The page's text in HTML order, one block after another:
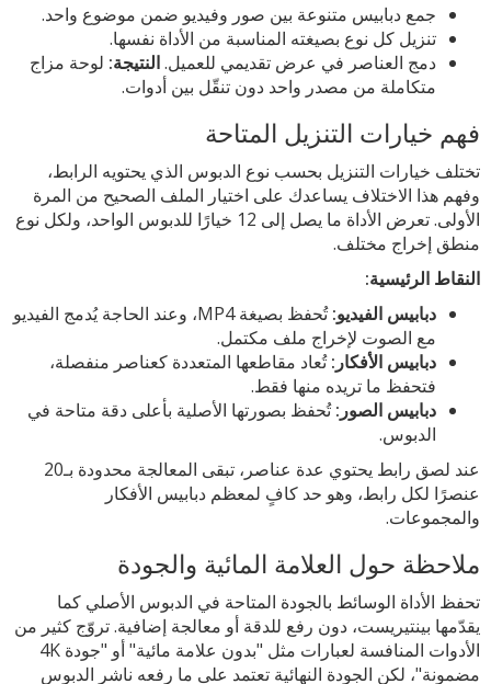
جمع دبابيس متنوعة بين صور وفيديو ضمن موضوع واحد.
تنزيل كل نوع بصيغته المناسبة من الأداة نفسها.
دمج العناصر في عرض تقديمي للعميل.النتيجة: لوحة مزاج
متكاملة من مصدر واحد دون تنقّل بين أدوات.
فهم خيارات التنزيل المتاحة
تختلف خيارات التنزيل بحسب نوع الدبوس الذي يحتويه الرابط،
وفهم هذا الاختلاف يساعدك على اختيار الملف الصحيح من المرة
الأولى. تعرض الأداة ما يصل إلى 12 خيارًا للدبوس الواحد، ولكل نوع
منطق إخراج مختلف.
النقاط الرئيسية:
دبابيس الفيديو:
تُحفظ بصيغة MP4، وعند الحاجة يُدمج الفيديو
مع الصوت لإخراج ملف مكتمل.
دبابيس الأفكار:تُعاد مقاطعها المتعددة كعناصر منفصلة،
فتحفظ ما تريده منها فقط.
دبابيس الصور:تُحفظ بصورتها الأصلية بأعلى دقة متاحة في
الدبوس.
عند لصق رابط يحتوي عدة عناصر، تبقى المعالجة محدودة بـ20
عنصرًا لكل رابط، وهو حد كافٍ لمعظم دبابيس الأفكار
والمجموعات.
ملاحظة حول العلامة المائية والجودة
تحفظ الأداة الوسائط بالجودة المتاحة في الدبوس الأصلي كما
يقدّمها بينتيريست، دون رفع للدقة أو معالجة إضافية. تروّج كثير من
الأدوات المنافسة لعبارات مثل "بدون علامة مائية" أو "جودة 4K
مضمونة"، لكن الجودة النهائية تعتمد على ما رفعه ناشر الدبوس